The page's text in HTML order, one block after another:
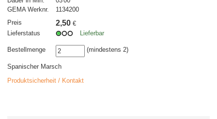
GEMA Werknr.
1134200
Preis
2,50 €
Lieferstatus
Lieferbar
Bestellmenge (mindestens 2)
Spanischer Marsch
Produktsicherheit / Kontakt